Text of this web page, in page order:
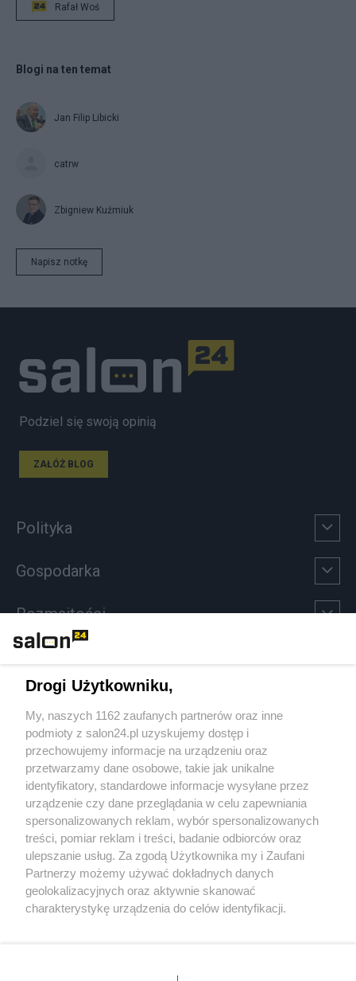
Rafał Woś
Blogi na ten temat
Jan Filip Libicki
catrw
Zbigniew Kuźmiuk
Napisz notkę
Podziel się swoją opinią
ZAŁÓŻ BLOG
Polityka
Gospodarka
Rozmaitości
Sport
Społeczeństwo
Kultura
X Facebook Instagram Youtube
Drogi Użytkowniku,
My, naszych 1162 zaufanych partnerów oraz inne
podmioty z salon24.pl uzyskujemy dostęp i
przechowujemy informacje na urządzeniu oraz
przetwarzamy dane osobowe, takie jak unikalne
identyfikatory, standardowe informacje wysyłane przez
urządzenie czy dane przeglądania w celu zapewniania
spersonalizowanych reklam, wybór spersonalizowanych
treści, pomiar reklam i treści, badanie odbiorców oraz
ulepszanie usług. Za zgodą Użytkownika my i Zaufani
Partnerzy możemy używać dokładnych danych
geolokalizacyjnych oraz aktywnie skanować
charakterystykę urządzenia do celów identyfikacji.
zmienić/wycofać klikając przycisk ustawień prywatności